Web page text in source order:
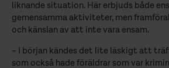
liknande situation. Här erbjuds både
gemensamma aktiviteter, men
och känslan av att inte vara ensam.
– I början kändes det lite läskigt att
som också hade föräldrar som var